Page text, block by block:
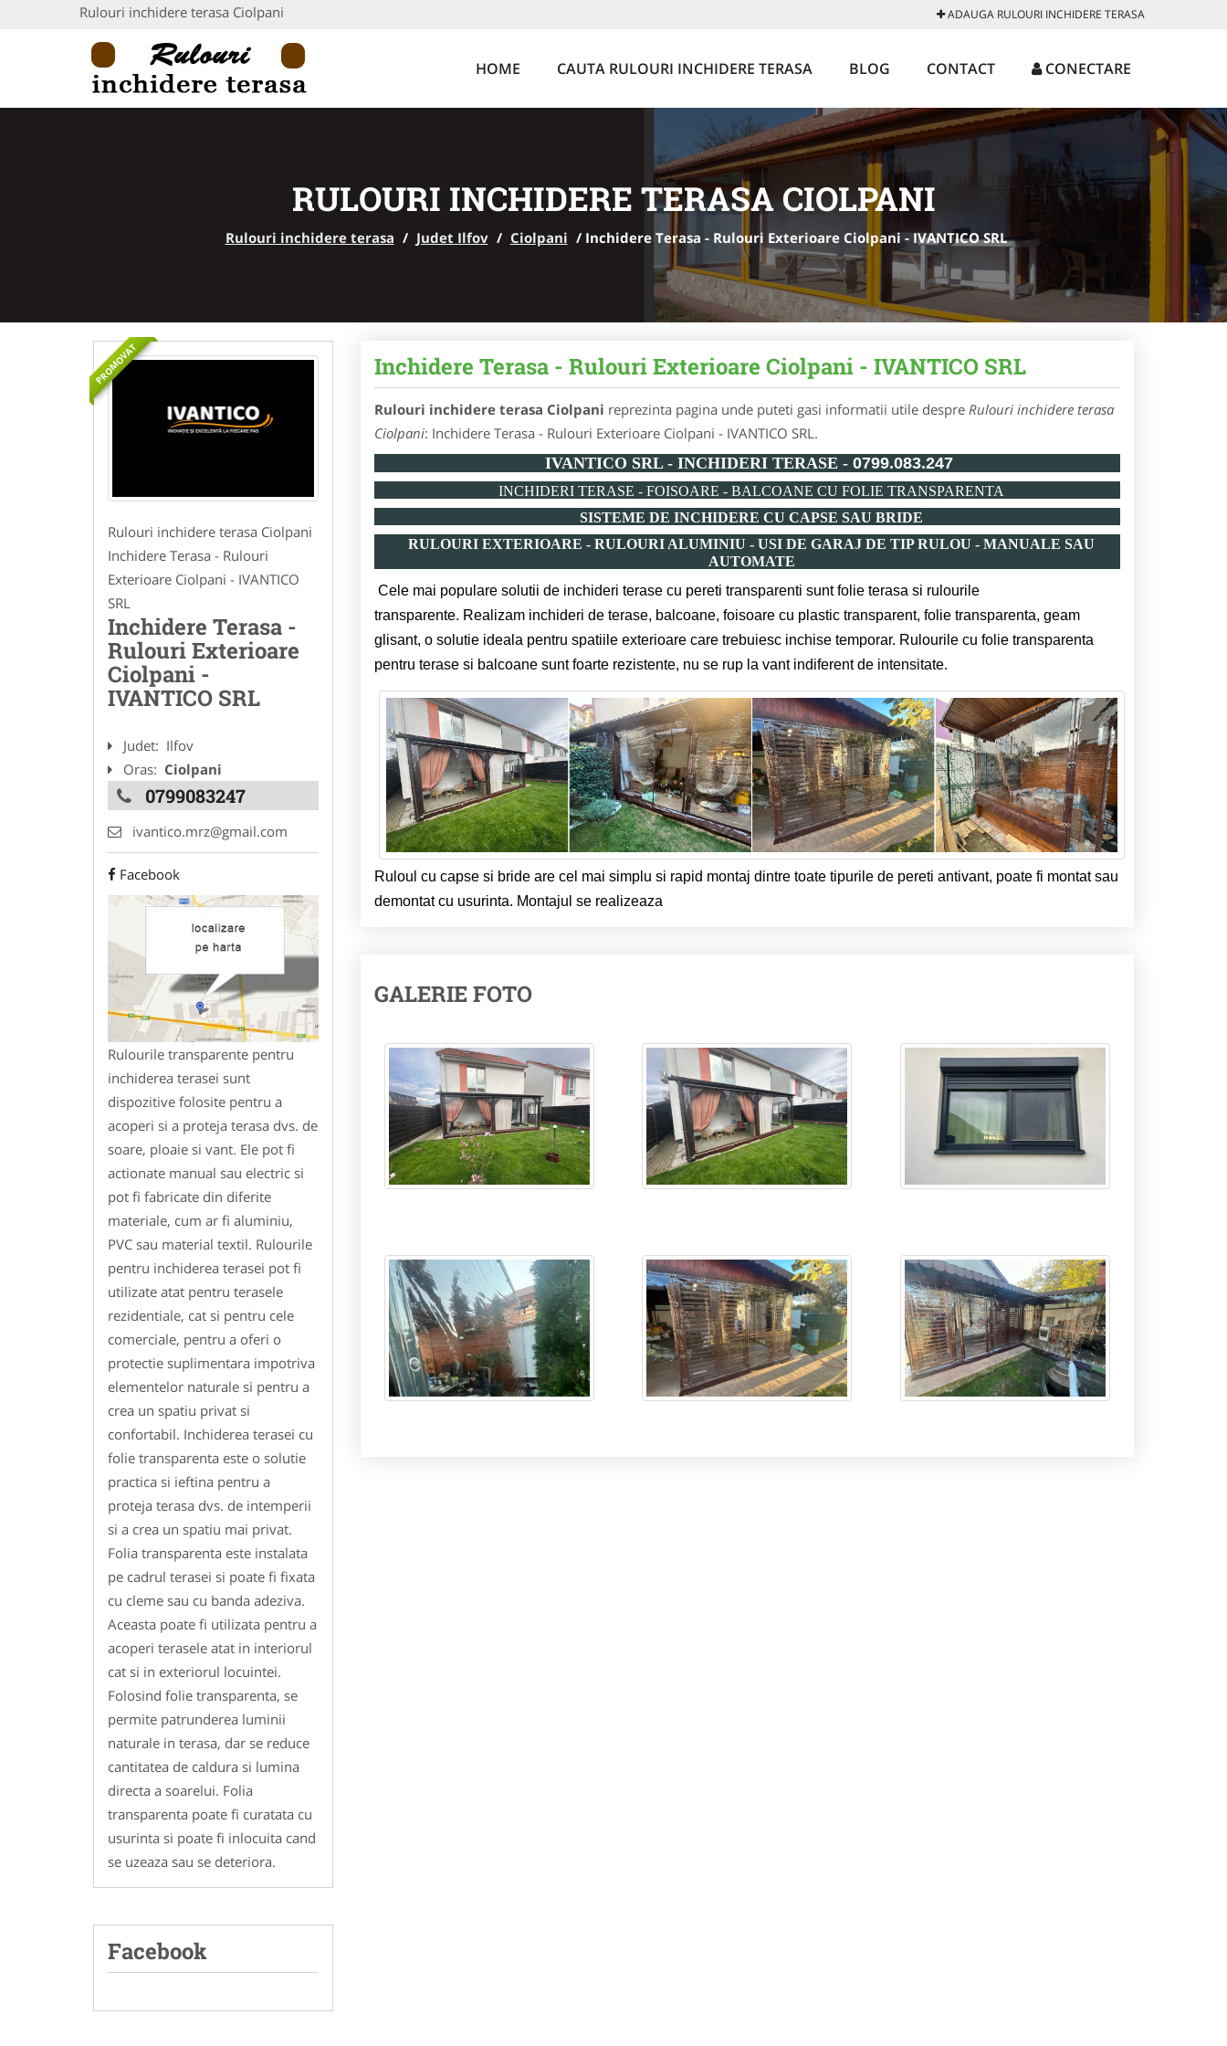
Rulouri inchidere terasa Ciolpani ADAUGA RULOURI INCHIDERE TERASA
HOME CAUTA RULOURI INCHIDERE TERASA BLOG CONTACT CONECTARE
RULOURI INCHIDERE TERASA CIOLPANI
Rulouri inchidere terasa / Judet Ilfov / Ciolpani / Inchidere Terasa - Rulouri Exterioare Ciolpani - IVANTICO SRL
PROMOVAT
Rulouri inchidere terasa Ciolpani
Inchidere Terasa - Rulouri
Exterioare Ciolpani - IVANTICO
SRL
Inchidere Terasa -
Rulouri Exterioare
Ciolpani -
IVANTICO SRL
Judet: Ilfov
Oras: Ciolpani
0799083247
ivantico.mrz@gmail.com
Facebook
Rulourile transparente pentru
inchiderea terasei sunt
dispozitive folosite pentru a
acoperi si a proteja terasa dvs. de
soare, ploaie si vant. Ele pot fi
actionate manual sau electric si
pot fi fabricate din diferite
materiale, cum ar fi aluminiu,
PVC sau material textil. Rulourile
pentru inchiderea terasei pot fi
utilizate atat pentru terasele
rezidentiale, cat si pentru cele
comerciale, pentru a oferi o
protectie suplimentara impotriva
elementelor naturale si pentru a
crea un spatiu privat si
confortabil. Inchiderea terasei cu
folie transparenta este o solutie
practica si ieftina pentru a
proteja terasa dvs. de intemperii
si a crea un spatiu mai privat.
Folia transparenta este instalata
pe cadrul terasei si poate fi fixata
cu cleme sau cu banda adeziva.
Aceasta poate fi utilizata pentru a
acoperi terasele atat in interiorul
cat si in exteriorul locuintei.
Folosind folie transparenta, se
permite patrunderea luminii
naturale in terasa, dar se reduce
cantitatea de caldura si lumina
directa a soarelui. Folia
transparenta poate fi curatata cu
usurinta si poate fi inlocuita cand
se uzeaza sau se deteriora.
Facebook
Inchidere Terasa - Rulouri Exterioare Ciolpani - IVANTICO SRL
Rulouri inchidere terasa Ciolpani reprezinta pagina unde puteti gasi informatii utile despre Rulouri inchidere terasa
Ciolpani: Inchidere Terasa - Rulouri Exterioare Ciolpani - IVANTICO SRL.
IVANTICO SRL - INCHIDERI TERASE -0799.083.247
INCHIDERI TERASE - FOISOARE - BALCOANE CU FOLIE TRANSPARENTA
SISTEME DE INCHIDERE CU CAPSE SAU BRIDE
RULOURI EXTERIOARE - RULOURI ALUMINIU - USI DE GARAJ DE TIP RULOU - MANUALE SAU
AUTOMATE
Cele mai populare solutii de inchideri terase cu pereti transparenti sunt folie terasa si rulourile
transparente. Realizam inchideri de terase, balcoane, foisoare cu plastic transparent, folie transparenta, geam
glisant, o solutie ideala pentru spatiile exterioare care trebuiesc inchise temporar. Rulourile cu folie transparenta
pentru terase si balcoane sunt foarte rezistente, nu se rup la vant indiferent de intensitate.
Ruloul cu capse si bride are cel mai simplu si rapid montaj dintre toate tipurile de pereti antivant, poate fi montat sau
demontat cu usurinta. Montajul se realizeaza
GALERIE FOTO